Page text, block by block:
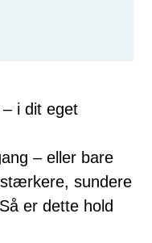
i dit eget
– eller bare
sundere
er dette hold